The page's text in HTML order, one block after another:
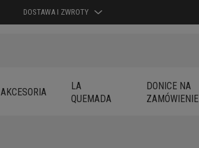
DOSTAWA I ZWROTY
AKCESORIA
LA
QUEMADA
DONICE NA
ZAMÓWIENIE